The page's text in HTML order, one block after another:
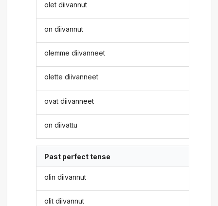
olet diivannut
on diivannut
olemme diivanneet
olette diivanneet
ovat diivanneet
on diivattu
Past perfect tense
olin diivannut
olit diivannut